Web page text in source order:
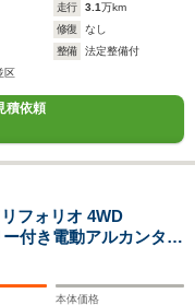
走行 3.1万km
修復
なし
整備
法定整備付
区
積依頼
フォリオ 4WD
付き電動アルカンター
バックカメラ
アルミ H&Rコイル装
本体価格